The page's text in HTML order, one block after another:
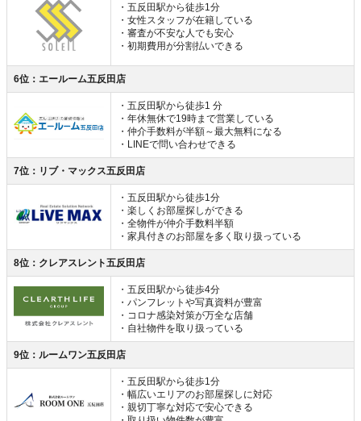
・五反田駅から徒歩1分
・女性スタッフが在籍している
・審査が不安な人でも安心
・初期費用が分割払いできる
6位：エールーム五反田店
・五反田駅から徒歩1 分
・年休無休で19時まで営業している
・仲介手数料が半額～最大無料になる
・LINEで問い合わせできる
7位：リブ・マックス五反田店
・五反田駅から徒歩1分
・楽しくお部屋探しができる
・全物件が仲介手数料半額
・家具付きのお部屋を多く取り扱っている
8位：クレアスレント五反田店
・五反田駅から徒歩4分
・パンフレットや写真資料が豊富
・コロナ感染対策が万全な店舗
・自社物件を取り扱っている
9位：ルームワン五反田店
・五反田駅から徒歩1分
・幅広いエリアのお部屋探しに対応
・親切丁寧な対応で安心できる